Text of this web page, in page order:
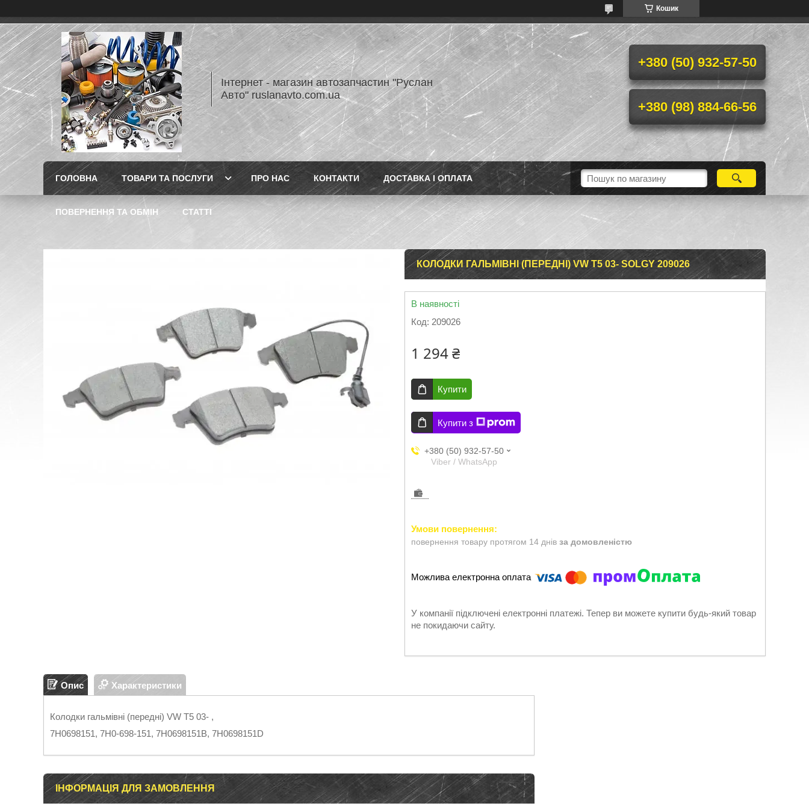
Кошик
Інтернет - магазин автозапчастин "Руслан
Авто" ruslanavto.com.ua
+380 (50) 932-57-50
+380 (98) 884-66-56
ГОЛОВНА ТОВАРИ ТА ПОСЛУГИ ПРО НАС КОНТАКТИ ДОСТАВКА І ОПЛАТА
ПОВЕРНЕННЯ ТА ОБМІН СТАТТІ
КОЛОДКИ ГАЛЬМІВНІ (ПЕРЕДНІ) VW T5 03- SOLGY 209026
В наявності
Код: 209026
1 294 ₴
Купити
Купити з
+380 (50) 932-57-50
Viber / WhatsApp
повернення товару протягом 14 днів за домовленістю
У компанії підключені електронні платежі. Тепер ви можете купити будь-який товар
не покидаючи сайту.
Опис Характеристики
Колодки гальмівні (передні) VW T5 03- ,
7H0698151, 7H0-698-151, 7H0698151B, 7H0698151D
ІНФОРМАЦІЯ ДЛЯ ЗАМОВЛЕННЯ